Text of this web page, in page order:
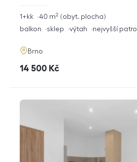
rozměry
1+kk obyt. plocha
40 m2
funkce
balkon sklep výtah nejvyšší patro
adresa
Brno
cena
14 500 Kč